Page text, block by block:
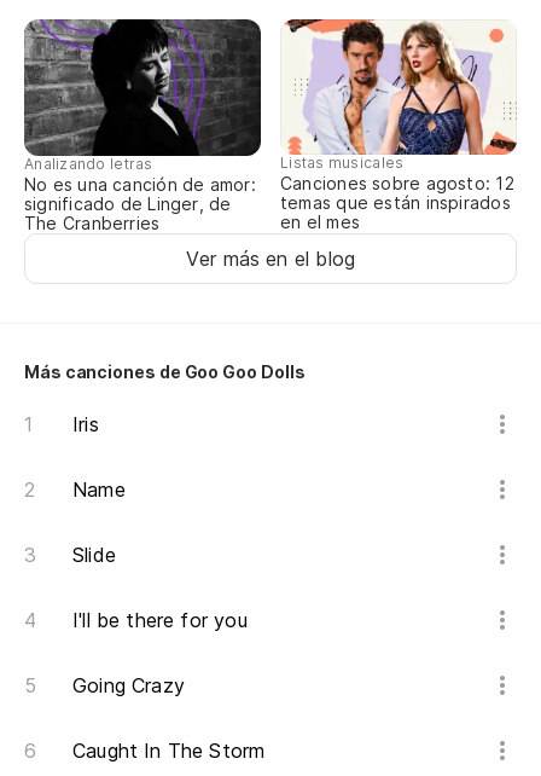
Analizando letras
No es una canción de amor:
significado de Linger, de
The Cranberries
Listas musicales
Canciones sobre agosto: 12
temas que están inspirados
en el mes
Ver más en el blog
Más canciones de Goo Goo Dolls
Iris
Name
Slide
I'll be there for you
Going Crazy
Caught In The Storm